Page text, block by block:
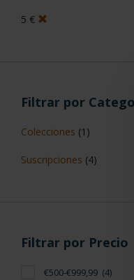
5 €
Filtrar por
Colecciones (1)
Suscripciones (4)
Filtrar por Precio
€500-€999,99 (4)